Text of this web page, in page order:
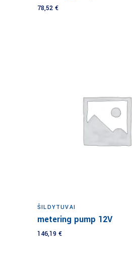
78,52 €
ŠILDYTUVAI
metering pump 12V
146,19 €